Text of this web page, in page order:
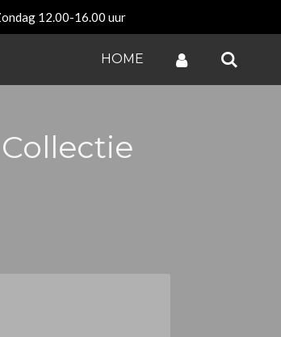
12.00-16.00 uur
HOME